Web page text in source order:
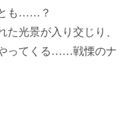
も……？
光景が入り交じり、
ってくる……戦慄のナ